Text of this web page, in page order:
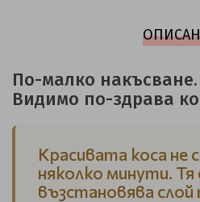
По-малко
Видимо по-здрава
Красивата коса не
няколко минути. Тя
възстановява слой